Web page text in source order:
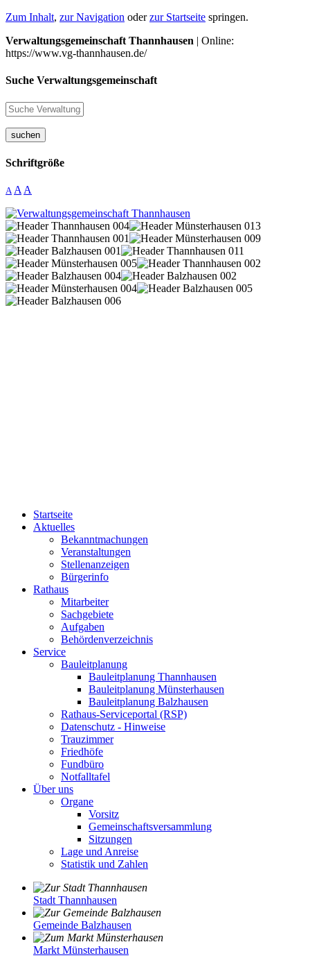
Zum Inhalt, zur Navigation oderzur Startseite springen.
Verwaltungsgemeinschaft Thannhausen | Online:
https://www.vg-thannhausen.de/
Suche Verwaltungsgemeinschaft
suchen
Schriftgröße
A A A
Startseite
Aktuelles
Bekanntmachungen
Veranstaltungen
Stellenanzeigen
Bürgerinfo
Rathaus
Mitarbeiter
Sachgebiete
Aufgaben
Behördenverzeichnis
Service
Bauleitplanung
Bauleitplanung Thannhausen
Bauleitplanung Münsterhausen
Bauleitplanung Balzhausen
Rathaus-Serviceportal (RSP)
Datenschutz - Hinweise
Trauzimmer
Friedhöfe
Fundbüro
Notfalltafel
Über uns
Organe
Vorsitz
Gemeinschaftsversammlung
Sitzungen
Lage und Anreise
Statistik und Zahlen
Stadt Thannhausen
Gemeinde Balzhausen
Markt Münsterhausen